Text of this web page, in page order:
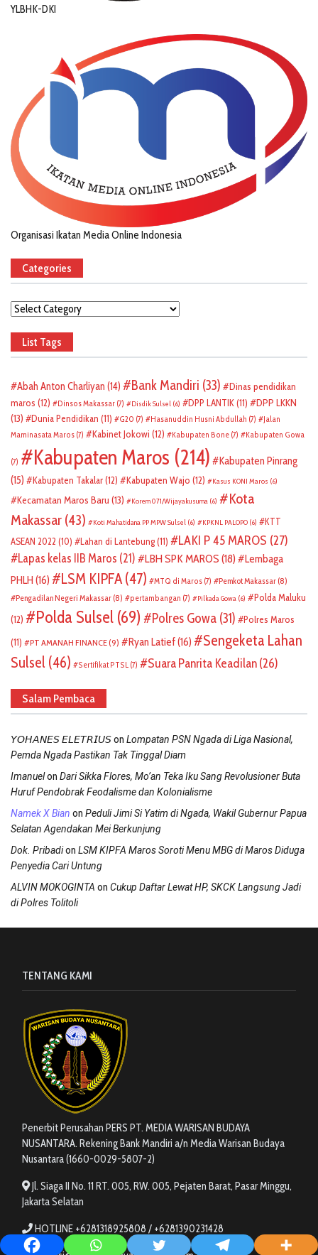
YLBHK-DKI
Organisasi Ikatan Media Online Indonesia
Categories
Categories
List Tags
Abah Anton Charliyan (14) Bank Mandiri (33)
Dinas pendidikan
maros (12) Dinsos Makassar (7) Disdik Sulsel (6) DPP LANTIK(11)
DPP LKKN
(13)
Dunia Pendidikan (11) G20 (7) Hasanuddin Husni Abdullah (7)
Jalan
Maminasata Maros (7) Kabinet Jokowi (12) Kabupaten Bone (7) Kabupaten Gowa
(7) Kabupaten Maros (214)
Kabupaten Pinrang
(15)
Kabupaten Takalar(12) Kabupaten Wajo (12) Kasus KONI Maros (6)
Kecamatan Maros Baru (13) Korem 071/Wijayakusuma (6)
Kota
Makassar (43) Koti Mahatidana PP MPW Sulsel (6) KPKNL PALOPO (6)
KTT
ASEAN 2022 (10) Lahan di Lantebung(11) LAKI P 45 MAROS (27)
Lapas kelas IIB Maros (21) LBH SPK MAROS (18)
Lembaga
PHLH (16) LSM KIPFA (47) MTQ di Maros (7) Pemkot Makassar (8)
Pengadilan Negeri Makassar (8) pertambangan (7) Pilkada Gowa (6)
Polda Maluku
(12)
Polda Sulsel (69) Polres Gowa (31)
Polres Maros
(11)
PT AMANAH FINANCE(9) Ryan Latief(16)
Sengeketa Lahan
Sulsel (46) Sertifikat PTSL (7) Suara Panrita Keadilan(26)
Salam Pembaca
𝘠𝘖𝘏𝘈𝘕𝘌𝘚 𝘌𝘓𝘌𝘛𝘙𝘐𝘜𝘚on Lompatan PSN Ngada di Liga Nasional,
Pemda Ngada Pastikan Tak Tinggal Diam
Imanuelon Dari Sikka Flores, Mo’an Teka Iku Sang Revolusioner Buta
Huruf Pendobrak Feodalisme dan Kolonialisme
Namek X Bian on Peduli Jimi Si Yatim di Ngada, Wakil Gubernur Papua
Selatan Agendakan Mei Berkunjung
Dok. Pribadion LSM KIPFA Maros Soroti Menu MBG di Maros Diduga
Penyedia Cari Untung
ALVIN MOKOGINTA on Cukup Daftar Lewat HP, SKCK Langsung Jadi
di Polres Tolitoli
TENTANG KAMI
Penerbit Perusahan PERS PT. MEDIA WARISAN BUDAYA
NUSANTARA. Rekening Bank Mandiri a/n Media Warisan Budaya
Nusantara (1660-0029-5807-2)
Jl. Siaga II No. 11 RT. 005, RW. 005, Pejaten Barat, Pasar Minggu,
Jakarta Selatan
HOTLINE +6281318925808 / +6281390231428